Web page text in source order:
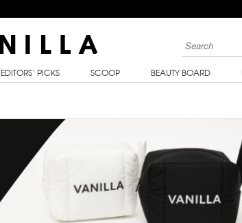
EDITORS’ PICKS SCOOP BEAUTY BOARD